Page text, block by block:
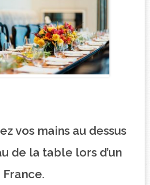
vos mains au dessus
de la table lors d’un